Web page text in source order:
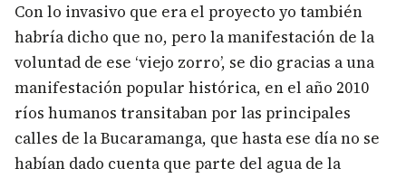
Con lo invasivo que era el proyecto yo también
habría dicho que no, pero la manifestación de la
voluntad de ese ‘viejo zorro’, se dio gracias a una
manifestación popular histórica, en el año 2010
ríos humanos transitaban por las principales
calles de la Bucaramanga, que hasta ese día no se
habían dado cuenta que parte del agua de la